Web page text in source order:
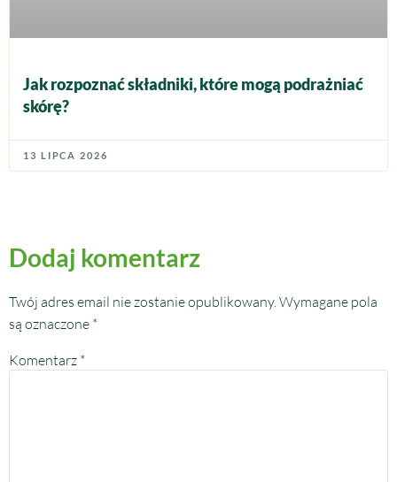
Jak rozpoznać składniki, które mogą podrażniać
skórę?
13 LIPCA 2026
Dodaj komentarz
Twój adres email nie zostanie opublikowany. Wymagane pola
są oznaczone *
Komentarz *